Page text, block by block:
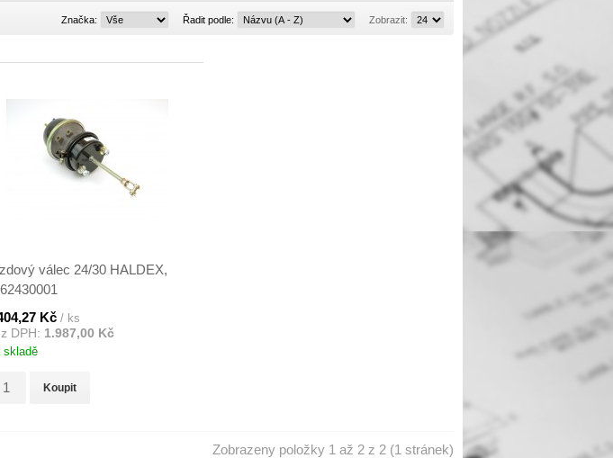
Zobrazit: Zobrazit:
Řadit podle: Řadit
podle:
Značka: Značka:
válec 24/30 HALDEX,
Kč/ ks
DPH: 1.987,00 Kč
skladě
Koupit
Zobrazeny položky 1 až 2 z 2 (1 stránek)